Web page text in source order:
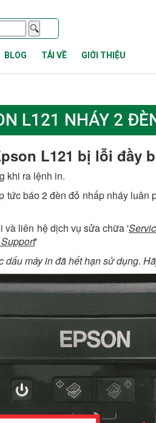
🔍
BLOG TẢI VỀ GIỚI THIỆU
L121 NHÁY 2
L121 bị lỗi đầy
khi ra lệnh in.
tức báo 2 đèn đỏ nhấp nháy
và liên hệ dịch vụ sửa chữa '
'
dấu máy in đã hết hạn sử dụng.